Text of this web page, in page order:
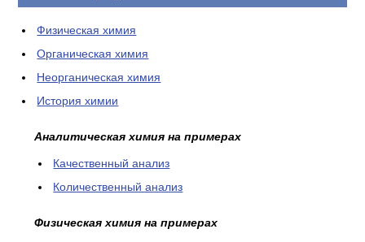
Физическая химия
Органическая химия
Неорганическая химия
История химии
Аналитическая химия на примерах
Качественный анализ
Количественный анализ
Физическая химия на примерах